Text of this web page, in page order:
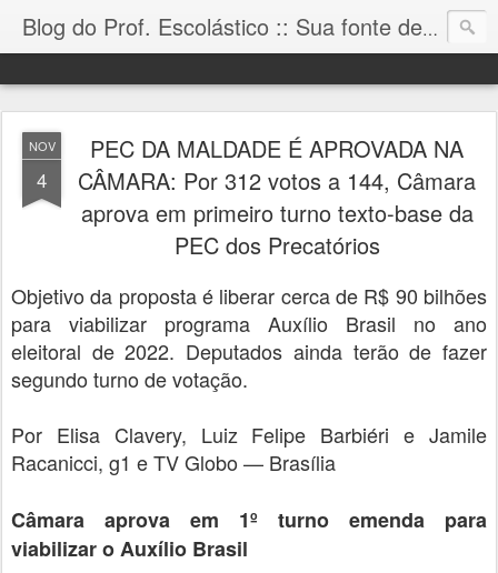
Blog do Prof. Escolástico :: Sua fonte de informação!
NOV
4
PEC DA MALDADE É APROVADA NA
CÂMARA: Por 312 votos a 144, Câmara
aprova em primeiro turno texto-base da
PEC dos Precatórios
Objetivo da proposta é liberar cerca de R$ 90 bilhões
para viabilizar programa Auxílio Brasil no ano
eleitoral de 2022. Deputados ainda terão de fazer
segundo turno de votação.
Por Elisa Clavery, Luiz Felipe Barbiéri e Jamile
Racanicci, g1 e TV Globo — Brasília
Câmara aprova em 1º turno emenda para
viabilizar o Auxílio Brasil